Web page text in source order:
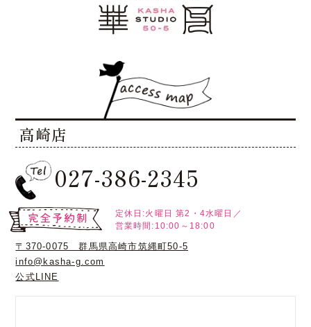
高崎店
027-386-2345
定休日:火曜日 第2・4水曜日／
営業時間:10:00～18:00
〒370-0075 群馬県高崎市筑縄町50-5
info@kasha-g.com
公式LINE